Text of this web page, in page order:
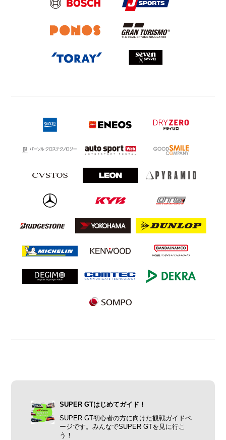
SUPER GTはじめてガイド！
SUPER GT初心者の方に向けた観戦ガイドペ
ージです。みんなでSUPER GTを見に行こ
う！